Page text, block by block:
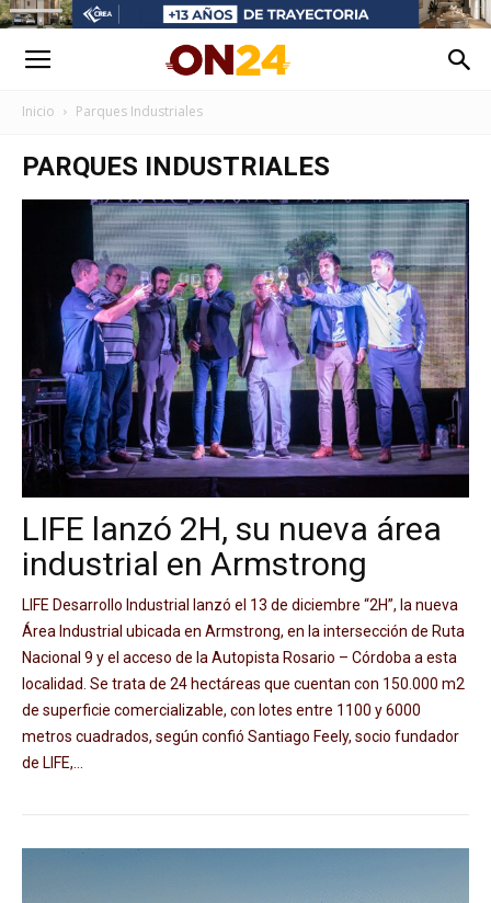
Inicio Parques Industriales
PARQUES INDUSTRIALES
LIFE lanzó 2H, su nueva área
industrial en Armstrong
LIFE Desarrollo Industrial lanzó el 13 de diciembre “2H”, la nueva
Área Industrial ubicada en Armstrong, en la intersección de Ruta
Nacional 9 y el acceso de la Autopista Rosario – Córdoba a esta
localidad. Se trata de 24 hectáreas que cuentan con 150.000 m2
de superficie comercializable, con lotes entre 1100 y 6000
metros cuadrados, según confió Santiago Feely, socio fundador
de LIFE,...